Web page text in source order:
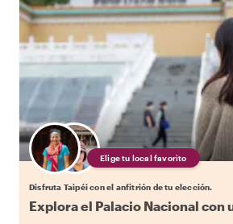
Elige tu local favorito
Disfruta Taipéi con el anfitrión de tu elección.
Explora el Palacio Nacional con